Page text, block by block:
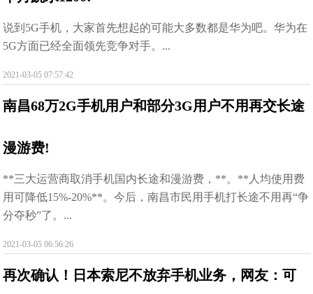
说到5G手机，大家首先想起的可能大多数都是华为吧。华为在
5G方面已经全面领先竞争对手。...
2021-03-05 07:57:42
南昌68万2G手机用户和部分3G用户不用再交长途
漫游费!
**三大运营商取消手机国内长途和漫游费，**。**人均使用费
用可降低15%-20%**。今后，南昌市民用手机打长途不用再“争
分夺秒”了。...
2021-03-05 06:56:26
再次确认！日本索尼不放弃手机业务，网友：可